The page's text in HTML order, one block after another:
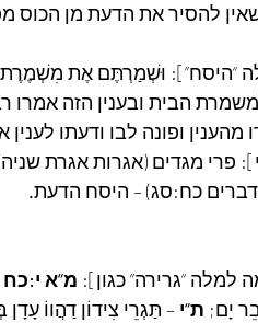
להסיר את הדעת מן הכוס
“היסח”]: וּשְׁמַרְתֶּם אֶת
הבית ובענין הזה אמרו
ופונה לבו ודעתו לענין
פרי מגדים (אגרות אגרת
כח:סג) – היסח הדעת.
למלה “גרירה” כגון]:
מ“א י:כח
יָם; ת“י – תַּגְרֵי צִידוֹן דַהֲווֹ עָדָן